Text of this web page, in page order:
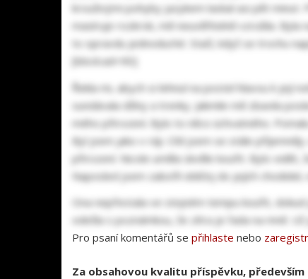
krouživými pohyby jazykem laskal asi pět
masíruje rozkrok, mě neuvěřitelně vzrušila. Byla
to opravdu jednoduché. Stačí, když se trochu
[block:ad=90]
Řekla mi, abych si lehnul na postel hlavou k její
sundávala džíny a trenky. Jakmile mě zbavila
mého přirození. Bylo to něco úchvatného.
Byl jsem jako v ráji. Cítil jsem se stále
přirození. Nicole uměla skvěle kouřit. Bylo vidět,
Naposled jsem zabořil obličej do jejích
Ona nepřestala ve stejném tempu kouřit,
odešla s poznámkou, že zítra je řada na mně.
Pro psaní komentářů se přihlaste nebo
Za obsahovou kvalitu příspěvku,